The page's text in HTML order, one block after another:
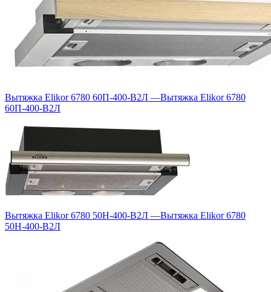
Вытяжка Elikor 6780 60П-400-В2Л —Вытяжка Elikor 6780
60П-400-В2Л
Вытяжка Elikor 6780 50Н-400-В2Л —Вытяжка Elikor 6780
50Н-400-В2Л